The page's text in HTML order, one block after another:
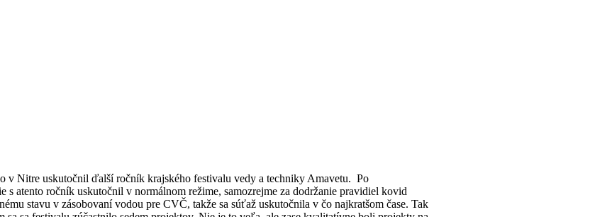
v Nitre uskutočnil ďalší ročník krajského festivalu vedy a techniky Amavetu. Po
atento ročník uskutočnil v normálnom režime, samozrejme za dodržanie pravidiel kovid
stavu v zásobovaní vodou pre CVČ, takže sa súťaž uskutočnila v čo najkratšom čase. Tak